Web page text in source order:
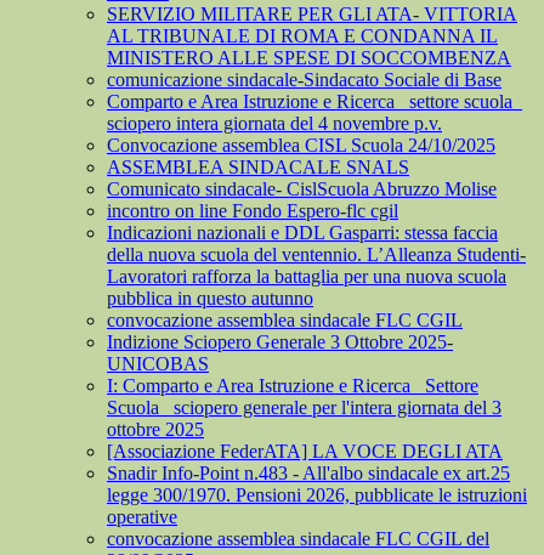
SERVIZIO MILITARE PER GLI ATA- VITTORIA
AL TRIBUNALE DI ROMA E CONDANNA IL
MINISTERO ALLE SPESE DI SOCCOMBENZA
comunicazione sindacale-Sindacato Sociale di Base
Comparto e Area Istruzione e Ricerca_ settore scuola_
sciopero intera giornata del 4 novembre p.v.
Convocazione assemblea CISL Scuola 24/10/2025
ASSEMBLEA SINDACALE SNALS
Comunicato sindacale- CislScuola Abruzzo Molise
incontro on line Fondo Espero-flc cgil
Indicazioni nazionali e DDL Gasparri: stessa faccia
della nuova scuola del ventennio. L’Alleanza Studenti-
Lavoratori rafforza la battaglia per una nuova scuola
pubblica in questo autunno
convocazione assemblea sindacale FLC CGIL
Indizione Sciopero Generale 3 Ottobre 2025-
UNICOBAS
I: Comparto e Area Istruzione e Ricerca_ Settore
Scuola_ sciopero generale per l'intera giornata del 3
ottobre 2025
[Associazione FederATA] LA VOCE DEGLI ATA
Snadir Info-Point n.483 - All'albo sindacale ex art.25
legge 300/1970. Pensioni 2026, pubblicate le istruzioni
operative
convocazione assemblea sindacale FLC CGIL del